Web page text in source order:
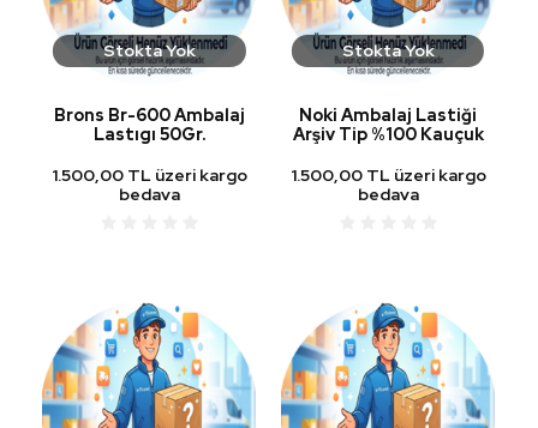
Stokta Yok
Brons Br-600 Ambalaj
Lastıgı 50Gr.
1.500,00 TL üzeri kargo
bedava
Stokta Yok
Noki Ambalaj Lastiği
Arşiv Tip %100 Kauçuk
1.500,00 TL üzeri kargo
bedava